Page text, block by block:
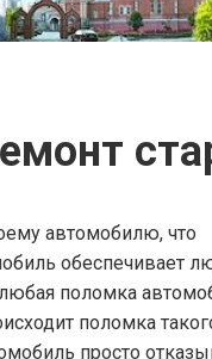
автомобилю, что
обеспечивает
поломка
поломка
просто